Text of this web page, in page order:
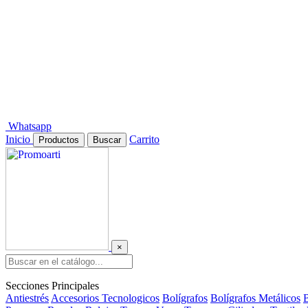
Whatsapp
Inicio
Productos Buscar Carrito
×
Secciones Principales
Antiestrés Accesorios Tecnologicos Bolígrafos Bolígrafos Metálicos